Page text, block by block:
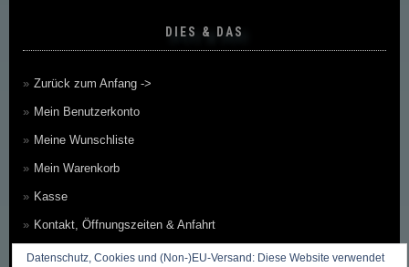
DIES & DAS
Zurück zum Anfang ->
Mein Benutzerkonto
Meine Wunschliste
Mein Warenkorb
Kasse
Kontakt, Öffnungszeiten & Anfahrt
Zahlungsmethoden
Datenschutz, Cookies und (Non-)EU-Versand: Diese Website verwendet